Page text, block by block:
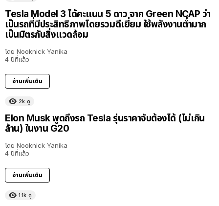
Tesla Model 3 ได้คะแนน 5 ดาว จาก Green NCAP ว่า
เป็นรถที่มีประสิทธิภาพโดยรวมดีเยี่ยม ใช้พลังงานต่ำมาก
เป็นมิตรกับสิ่งแวดล้อม
โดย Nooknick Yanika
4 ปีที่แล้ว
อ่านเพิ่มเติม
2k ดู
Elon Musk พูดถึงรถ Tesla รุ่นราคาจับต้องได้ (ไม่เกิน
ล้าน) ในงาน G20
โดย Nooknick Yanika
4 ปีที่แล้ว
อ่านเพิ่มเติม
1.1k ดู